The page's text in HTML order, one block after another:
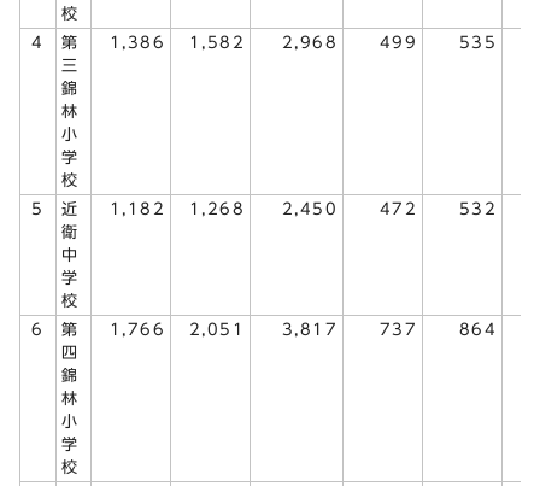
校
4
第
三
錦
林
小
学
校
1,386 1,582 2,968 499 535
5
近
衛
中
学
校
1,182 1,268 2,450 472 532
6
第
四
錦
林
小
学
校
1,766 2,051 3,817 737 864